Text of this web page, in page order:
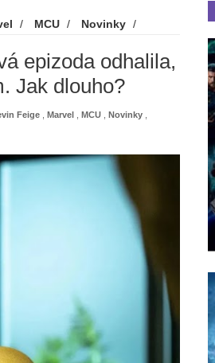
/ MCU / Novinky /
epizoda odhalila,
Jak dlouho?
Feige Marvel MCU Novinky